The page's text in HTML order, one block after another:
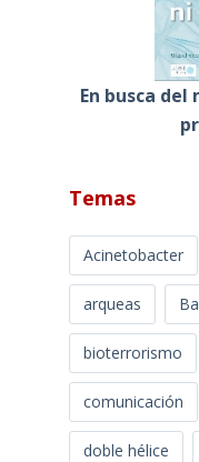
En busca
Temas
Acinetobacter
arqueas
bioterrorismo
comunicación
doble hélice